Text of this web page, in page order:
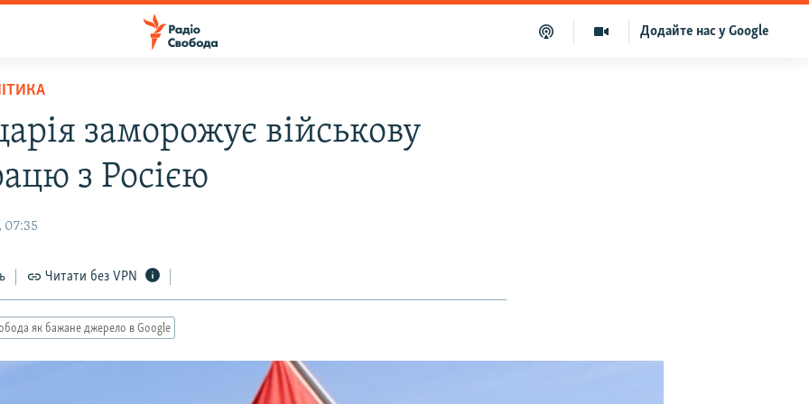
Додайте нас у Google
заморожує військову
з Росією
07:35
Читати без VPN
як бажане джерело в Google